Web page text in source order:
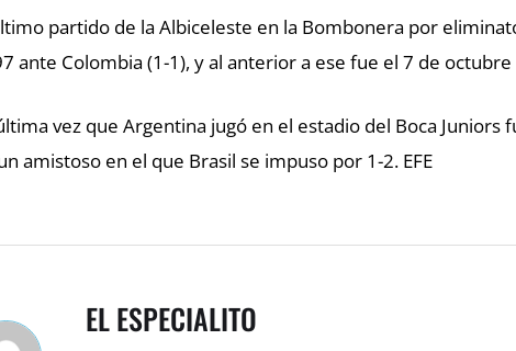
partido de la Albiceleste en la Bombonera por
ante Colombia (1-1), y al anterior a ese fue el 7 de
vez que Argentina jugó en el estadio del Boca Juniors
amistoso en el que Brasil se impuso por 1-2. EFE
EL ESPECIALITO